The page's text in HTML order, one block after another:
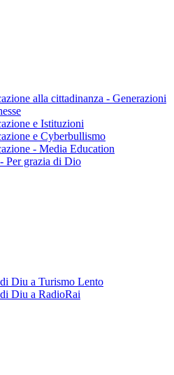
alla cittadinanza - Generazioni
e Istituzioni
e Cyberbullismo
- Media Education
Per grazia di Dio
Diu a Turismo Lento
Diu a RadioRai